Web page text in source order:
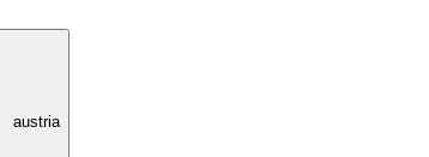
austria